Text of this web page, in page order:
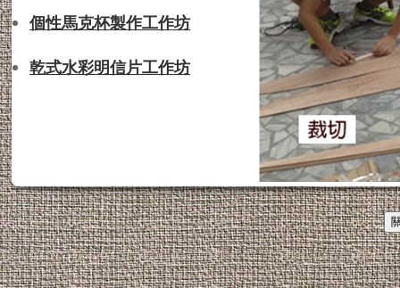
個性馬克杯製作工作坊
乾式水彩明信片工作坊